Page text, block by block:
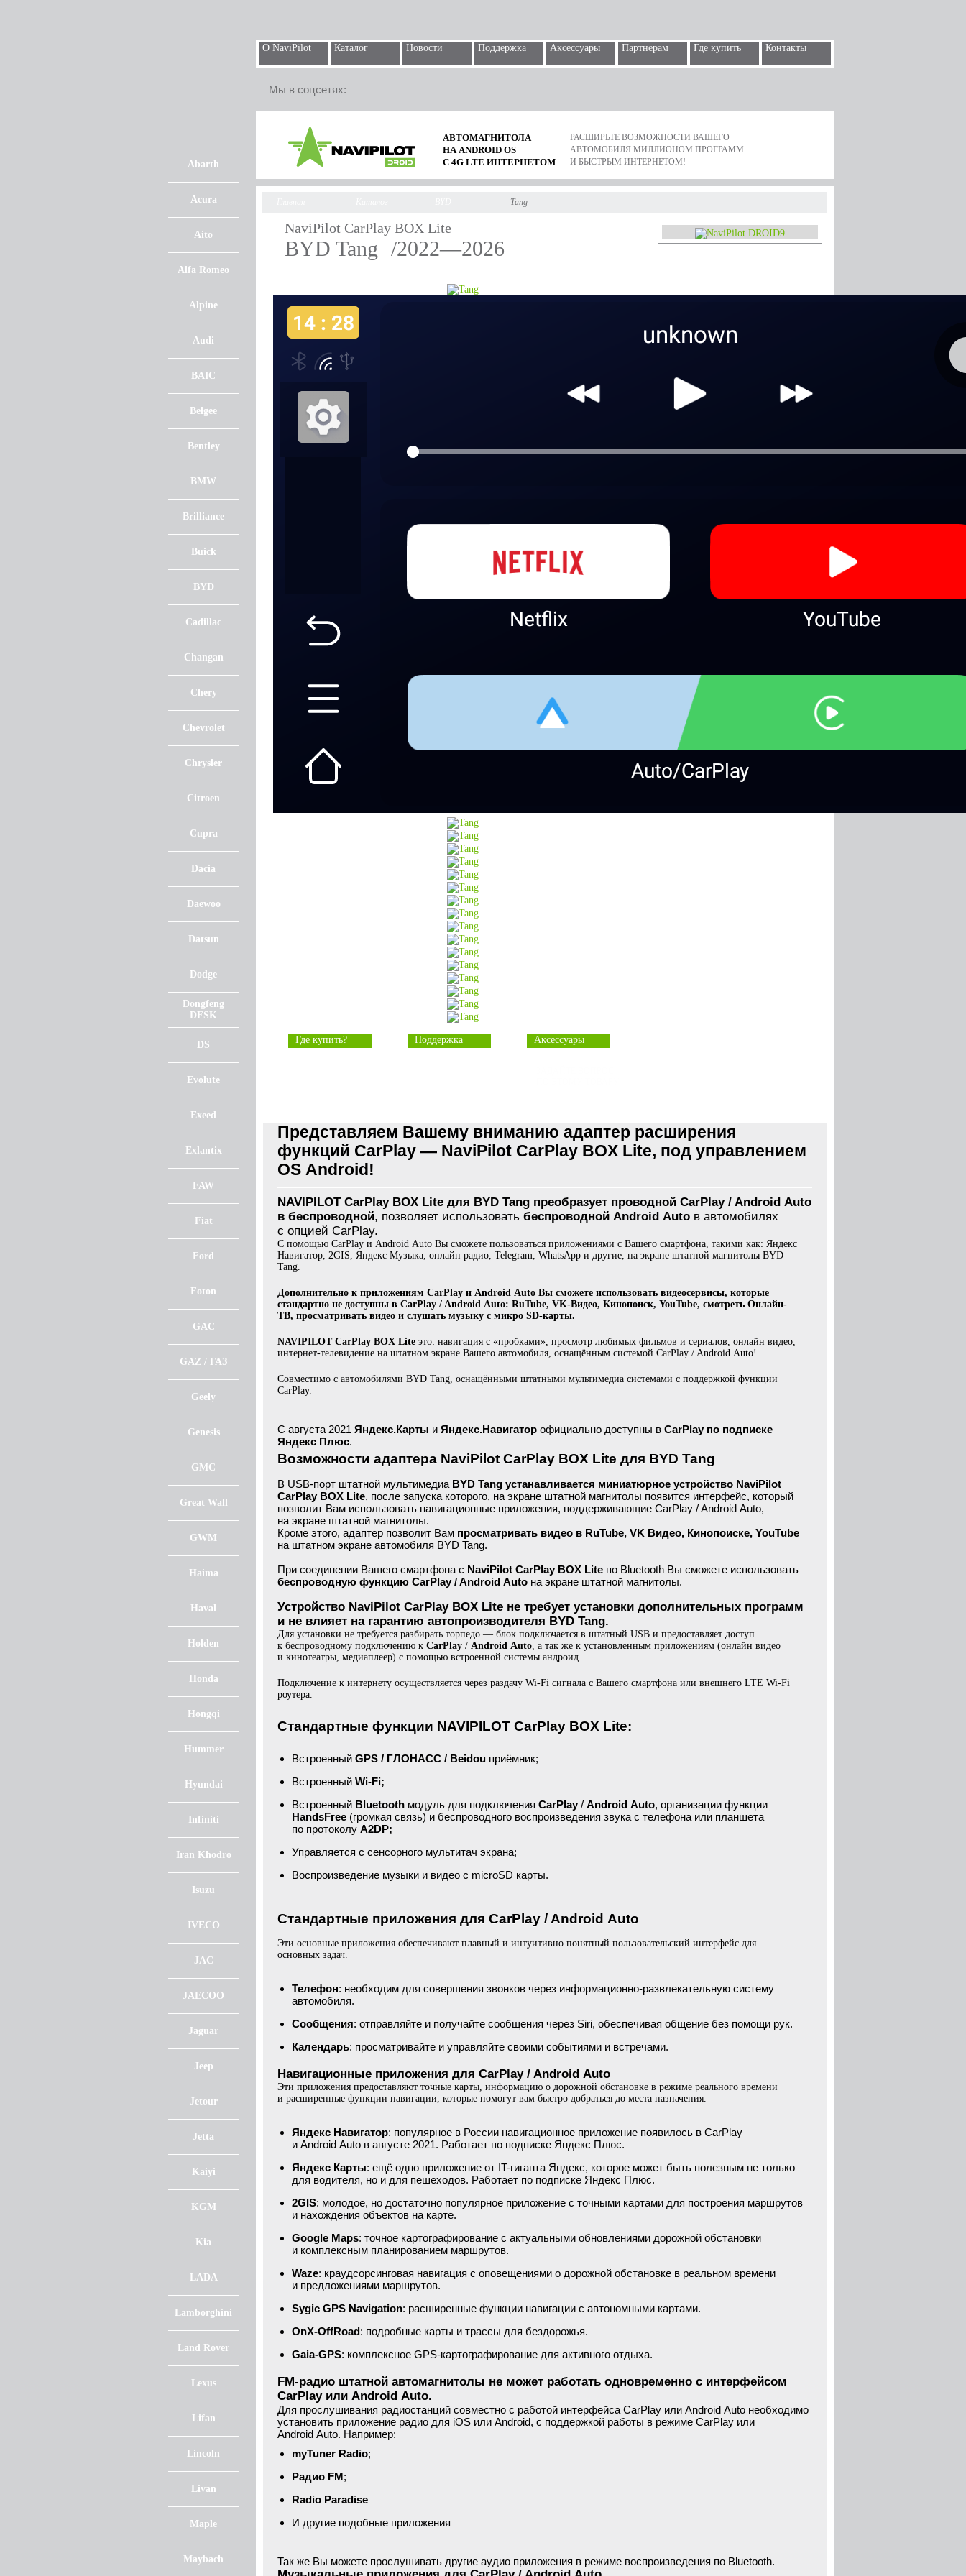
О NaviPilot Каталог Новости Поддержка Аксессуары Партнерам Где купить Контакты
Мы в соцсетях:
Abarth
Acura
Aito
Alfa Romeo
Alpine
Audi
BAIC
Belgee
Bentley
BMW
Brilliance
Buick
BYD
Cadillac
Changan
Chery
Chevrolet
Chrysler
Citroen
Cupra
Dacia
Daewoo
Datsun
Dodge
Dongfeng
DFSK
DS
Evolute
Exeed
Exlantix
FAW
Fiat
Ford
Foton
GAC
GAZ / ГАЗ
Geely
Genesis
GMC
Great Wall
GWM
Haima
Haval
Holden
Honda
Hongqi
Hummer
Hyundai
Infiniti
Iran Khodro
Isuzu
IVECO
JAC
JAECOO
Jaguar
Jeep
Jetour
Jetta
Kaiyi
KGM
Kia
LADA
Lamborghini
Land Rover
Lexus
Lifan
Lincoln
Livan
Maple
Maybach
АВТОМАГНИТОЛА
НА ANDROID OS
С 4G LTE ИНТЕРНЕТОМ
РАСШИРЬТЕ ВОЗМОЖНОСТИ ВАШЕГО
АВТОМОБИЛЯ МИЛЛИОНОМ ПРОГРАММ
И БЫСТРЫМ ИНТЕРНЕТОМ!
Tang
NaviPilot CarPlay BOX Lite
BYD Tang /2022—2026
Где купить? Поддержка Аксессуары
Представляем Вашему вниманию адаптер расширения
функций CarPlay — NaviPilot CarPlay BOX Lite, под управлением
OS Android!
NAVIPILOT CarPlay BOX Lite для BYD Tang преобразует проводной CarPlay / Android Auto
в беспроводной, позволяет использовать беспроводной Android Auto в автомобилях
с опцией CarPlay.
С помощью CarPlay и Android Auto Вы сможете пользоваться приложениями с Вашего смартфона, такими как: Яндекс
Навигатор, 2GIS, Яндекс Музыка, онлайн радио, Telegram, WhatsApp и другие, на экране штатной магнитолы BYD
Tang.
Дополнительно к приложениям CarPlay и Android Auto Вы сможете использовать видеосервисы, которые
стандартно не доступны в CarPlay / Android Auto: RuTube, VK-Видео, Кинопоиск, YouTube, смотреть Онлайн-
ТВ, просматривать видео и слушать музыку с микро SD-карты.
NAVIPILOT CarPlay BOX Lite это: навигация с «пробками», просмотр любимых фильмов и сериалов, онлайн видео,
интернет-телевидение на штатном экране Вашего автомобиля, оснащённым системой CarPlay / Android Auto!
Совместимо с автомобилями BYD Tang, оснащёнными штатными мультимедиа системами с поддержкой функции
CarPlay.
С августа 2021 Яндекс.Карты и Яндекс.Навигатор официально доступны в CarPlay по подписке
Яндекс Плюс.
Возможности адаптера NaviPilot CarPlay BOX Lite для BYD Tang
В USB-порт штатной мультимедиа BYD Tang устанавливается миниатюрное устройство NaviPilot
CarPlay BOX Lite, после запуска которого, на экране штатной магнитолы появится интерфейс, который
позволит Вам использовать навигационные приложения, поддерживающие CarPlay / Android Auto,
на экране штатной магнитолы.
Кроме этого, адаптер позволит Вам просматривать видео в RuTube, VK Видео, Кинопоиске, YouTube
на штатном экране автомобиля BYD Tang.
При соединении Вашего смартфона с NaviPilot CarPlay BOX Lite по Bluetooth Вы сможете использовать
беспроводную функцию CarPlay / Android Auto на экране штатной магнитолы.
Устройство NaviPilot CarPlay BOX Lite не требует установки дополнительных программ
и не влияет на гарантию автопроизводителя BYD Tang.
Для установки не требуется разбирать торпедо — блок подключается в штатный USB и предоставляет доступ
к беспроводному подключению к CarPlay / Android Auto, а так же к установленным приложениям (онлайн видео
и кинотеатры, медиаплеер) с помощью встроенной системы андроид.
Подключение к интернету осуществляется через раздачу Wi-Fi сигнала с Вашего смартфона или внешнего LTE Wi-Fi
роутера.
Стандартные функции NAVIPILOT CarPlay BOX Lite:
Встроенный GPS / ГЛОНАСС / Beidou приёмник;
Встроенный Wi-Fi;
Встроенный Bluetooth модуль для подключения CarPlay / Android Auto, организации функции
HandsFree (громкая связь) и беспроводного воспроизведения звука с телефона или планшета
по протоколу A2DP;
Управляется с сенсорного мультитач экрана;
Воспроизведение музыки и видео с microSD карты.
Стандартные приложения для CarPlay / Android Auto
Эти основные приложения обеспечивают плавный и интуитивно понятный пользовательский интерфейс для
основных задач.
Телефон: необходим для совершения звонков через информационно-развлекательную систему
автомобиля.
Сообщения: отправляйте и получайте сообщения через Siri, обеспечивая общение без помощи рук.
Календарь: просматривайте и управляйте своими событиями и встречами.
Навигационные приложения для CarPlay / Android Auto
Эти приложения предоставляют точные карты, информацию о дорожной обстановке в режиме реального времени
и расширенные функции навигации, которые помогут вам быстро добраться до места назначения.
Яндекс Навигатор: популярное в России навигационное приложение появилось в CarPlay
и Android Auto в августе 2021. Работает по подписке Яндекс Плюс.
Яндекс Карты: ещё одно приложение от IT-гиганта Яндекс, которое может быть полезным не только
для водителя, но и для пешеходов. Работает по подписке Яндекс Плюс.
2GIS: молодое, но достаточно популярное приложение с точными картами для построения маршрутов
и нахождения объектов на карте.
Google Maps: точное картографирование с актуальными обновлениями дорожной обстановки
и комплексным планированием маршрутов.
Waze: краудсорсинговая навигация с оповещениями о дорожной обстановке в реальном времени
и предложениями маршрутов.
Sygic GPS Navigation: расширенные функции навигации с автономными картами.
OnX-OffRoad: подробные карты и трассы для бездорожья.
Gaia-GPS: комплексное GPS-картографирование для активного отдыха.
FM-радио штатной автомагнитолы не может работать одновременно с интерфейсом
CarPlay или Android Auto.
Для прослушивания радиостанций совместно с работой интерфейса CarPlay или Android Auto необходимо
установить приложение радио для iOS или Android, с поддержкой работы в режиме CarPlay или
Android Auto. Например:
myTuner Radio;
Радио FM;
Radio Paradise
И другие подобные приложения
Так же Вы можете прослушивать другие аудио приложения в режиме воспроизведения по Bluetooth.